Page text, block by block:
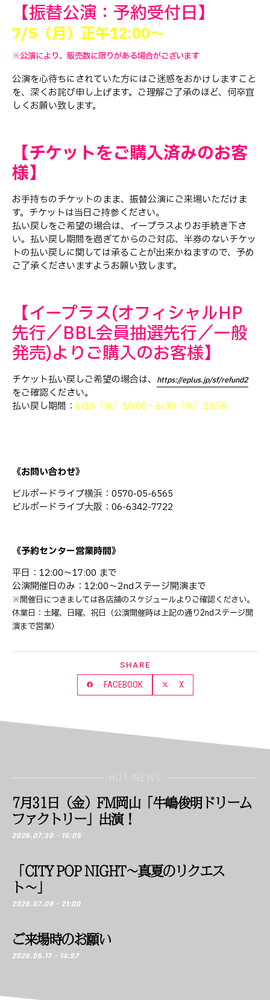
【振替公演：予約受付日】
7/5（月）正午12:00～
※公演により、販売数に限りがある場合がございます
公演を心待ちにされていた方にはご迷惑をおかけしますこと
を、深くお詫び申し上げます。ご理解ご了承のほど、何卒宜
しくお願い致します。
【チケットをご購入済みのお客
様】
お手持ちのチケットのまま、振替公演にご来場いただけま
す。チケットは当日ご持参ください。
払い戻しをご希望の場合は、イープラスよりお手続き下さ
い。払い戻し期間を過ぎてからのご対応、半券のないチケッ
トの払い戻しに関しては承ることが出来かねますので、予め
ご了承くださいますようお願い致します。
【イープラス(オフィシャルHP
先行／BBL会員抽選先行／一般
発売)よりご購入のお客様】
チケット払い戻しご希望の場合は、 https://eplus.jp/sf/refund2
をご確認ください。
払い戻し期間： 6/16（水）10:00～6/30（水）23:59
《お問い合わせ》
ビルボードライブ横浜：0570-05-6565
ビルボードライブ大阪：06-6342-7722
《予約センター営業時間》
平日：12:00～17:00 まで
公演開催日のみ：12:00～2ndステージ開演まで
※開催日につきましては各店舗のスケジュールよりご確認ください。
休業日：土曜、日曜、祝日（公演開催時は上記の通り2ndステージ開
演まで営業）
SHARE
FACEBOOK X
HOT NEWS
7月31日（金）FM岡山「牛嶋俊明ドリーム
ファクトリー」出演！
2026.07.30 - 16:05
「CITY POP NIGHT〜真夏のリクエス
ト〜」
2026.07.08 - 21:00
ご来場時のお願い
2026.06.17 - 14:57